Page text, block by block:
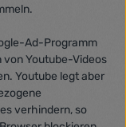
Ad-Programm
Youtube-Videos
Youtube legt aber
verhindern, so